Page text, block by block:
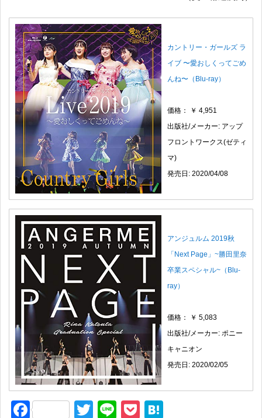
カントリー・ガールズ ラ
イブ 〜愛おしくってごめ
んね〜（Blu-ray）
価格： ￥ 4,951
出版社/メーカー: アップ
フロントワークス(ゼティ
マ)
発売日: 2020/04/08
アンジュルム 2019秋
「Next Page」~勝田里奈
卒業スペシャル~（Blu-
ray）
価格： ￥ 5,083
出版社/メーカー: ポニー
キャニオン
発売日: 2020/02/05
F
T
Li
P